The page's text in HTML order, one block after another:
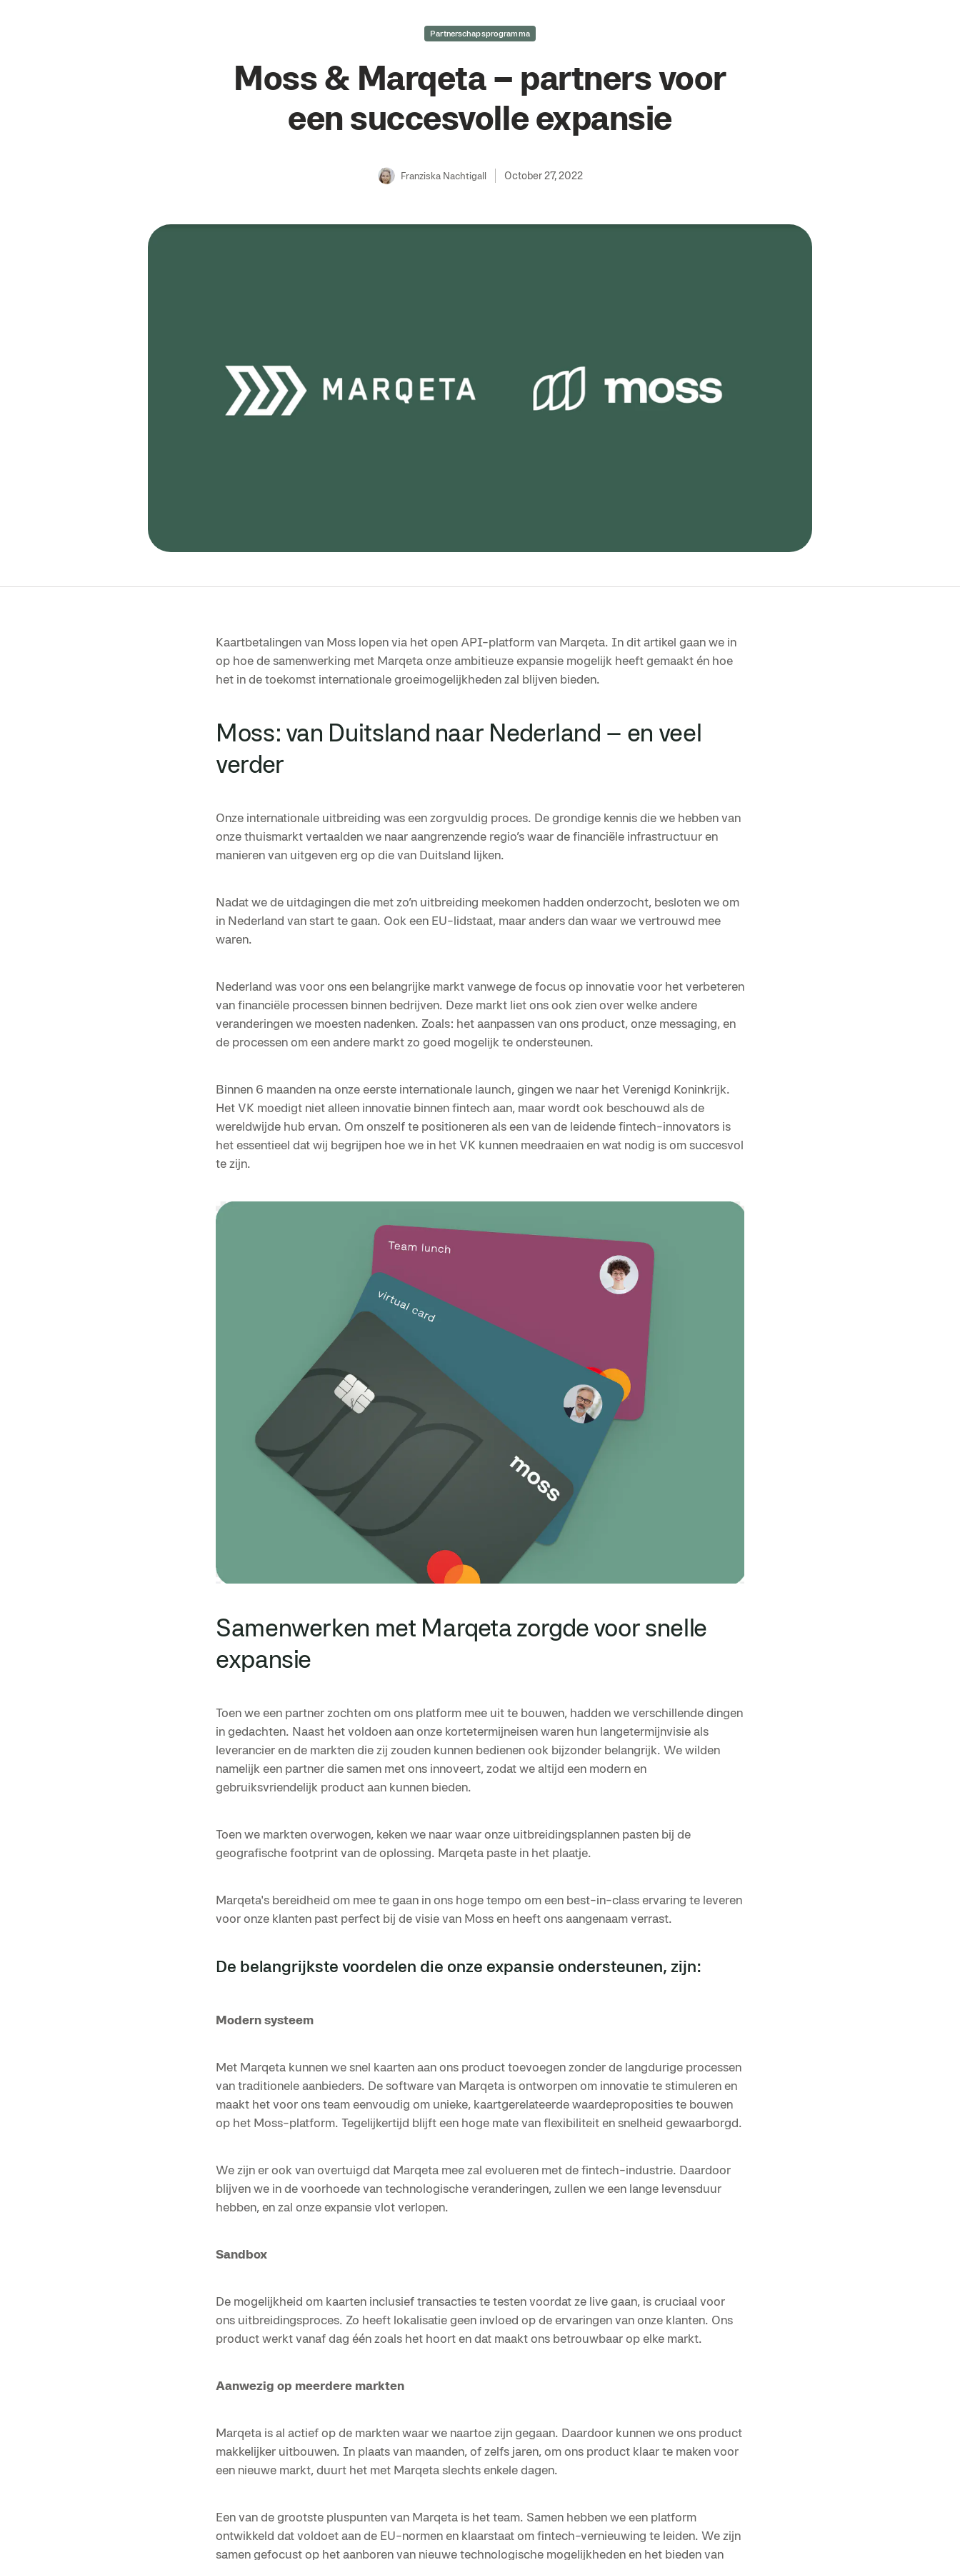
Partnerschapsprogramma
Moss & Marqeta – partners voor
een succesvolle expansie
Franziska Nachtigall October 27, 2022
Kaartbetalingen van Moss lopen via het open API-platform van Marqeta. In dit artikel gaan we in
op hoe de samenwerking met Marqeta onze ambitieuze expansie mogelijk heeft gemaakt én hoe
het in de toekomst internationale groeimogelijkheden zal blijven bieden.
Moss: van Duitsland naar Nederland – en veel
verder
Onze internationale uitbreiding was een zorgvuldig proces. De grondige kennis die we hebben van
onze thuismarkt vertaalden we naar aangrenzende regio’s waar de financiële infrastructuur en
manieren van uitgeven erg op die van Duitsland lijken.
Nadat we de uitdagingen die met zo’n uitbreiding meekomen hadden onderzocht, besloten we om
in Nederland van start te gaan. Ook een EU-lidstaat, maar anders dan waar we vertrouwd mee
waren.
Nederland was voor ons een belangrijke markt vanwege de focus op innovatie voor het verbeteren
van financiële processen binnen bedrijven. Deze markt liet ons ook zien over welke andere
veranderingen we moesten nadenken. Zoals: het aanpassen van ons product, onze messaging, en
de processen om een andere markt zo goed mogelijk te ondersteunen.
Binnen 6 maanden na onze eerste internationale launch, gingen we naar het Verenigd Koninkrijk.
Het VK moedigt niet alleen innovatie binnen fintech aan, maar wordt ook beschouwd als de
wereldwijde hub ervan. Om onszelf te positioneren als een van de leidende fintech-innovators is
het essentieel dat wij begrijpen hoe we in het VK kunnen meedraaien en wat nodig is om succesvol
te zijn.
Samenwerken met Marqeta zorgde voor snelle
expansie
Toen we een partner zochten om ons platform mee uit te bouwen, hadden we verschillende dingen
in gedachten. Naast het voldoen aan onze kortetermijneisen waren hun langetermijnvisie als
leverancier en de markten die zij zouden kunnen bedienen ook bijzonder belangrijk. We wilden
namelijk een partner die samen met ons innoveert, zodat we altijd een modern en
gebruiksvriendelijk product aan kunnen bieden.
Toen we markten overwogen, keken we naar waar onze uitbreidingsplannen pasten bij de
geografische footprint van de oplossing. Marqeta paste in het plaatje.
Marqeta's bereidheid om mee te gaan in ons hoge tempo om een best-in-class ervaring te leveren
voor onze klanten past perfect bij de visie van Moss en heeft ons aangenaam verrast.
De belangrijkste voordelen die onze expansie ondersteunen, zijn:
Modern systeem
Met Marqeta kunnen we snel kaarten aan ons product toevoegen zonder de langdurige processen
van traditionele aanbieders. De software van Marqeta is ontworpen om innovatie te stimuleren en
maakt het voor ons team eenvoudig om unieke, kaartgerelateerde waardeproposities te bouwen
op het Moss-platform. Tegelijkertijd blijft een hoge mate van flexibiliteit en snelheid gewaarborgd.
We zijn er ook van overtuigd dat Marqeta mee zal evolueren met de fintech-industrie. Daardoor
blijven we in de voorhoede van technologische veranderingen, zullen we een lange levensduur
hebben, en zal onze expansie vlot verlopen.
Sandbox
De mogelijkheid om kaarten inclusief transacties te testen voordat ze live gaan, is cruciaal voor
ons uitbreidingsproces. Zo heeft lokalisatie geen invloed op de ervaringen van onze klanten. Ons
product werkt vanaf dag één zoals het hoort en dat maakt ons betrouwbaar op elke markt.
Aanwezig op meerdere markten
Marqeta is al actief op de markten waar we naartoe zijn gegaan. Daardoor kunnen we ons product
makkelijker uitbouwen. In plaats van maanden, of zelfs jaren, om ons product klaar te maken voor
een nieuwe markt, duurt het met Marqeta slechts enkele dagen.
Een van de grootste pluspunten van Marqeta is het team. Samen hebben we een platform
ontwikkeld dat voldoet aan de EU-normen en klaarstaat om fintech-vernieuwing te leiden. We zijn
samen gefocust op het aanboren van nieuwe technologische mogelijkheden en het bieden van